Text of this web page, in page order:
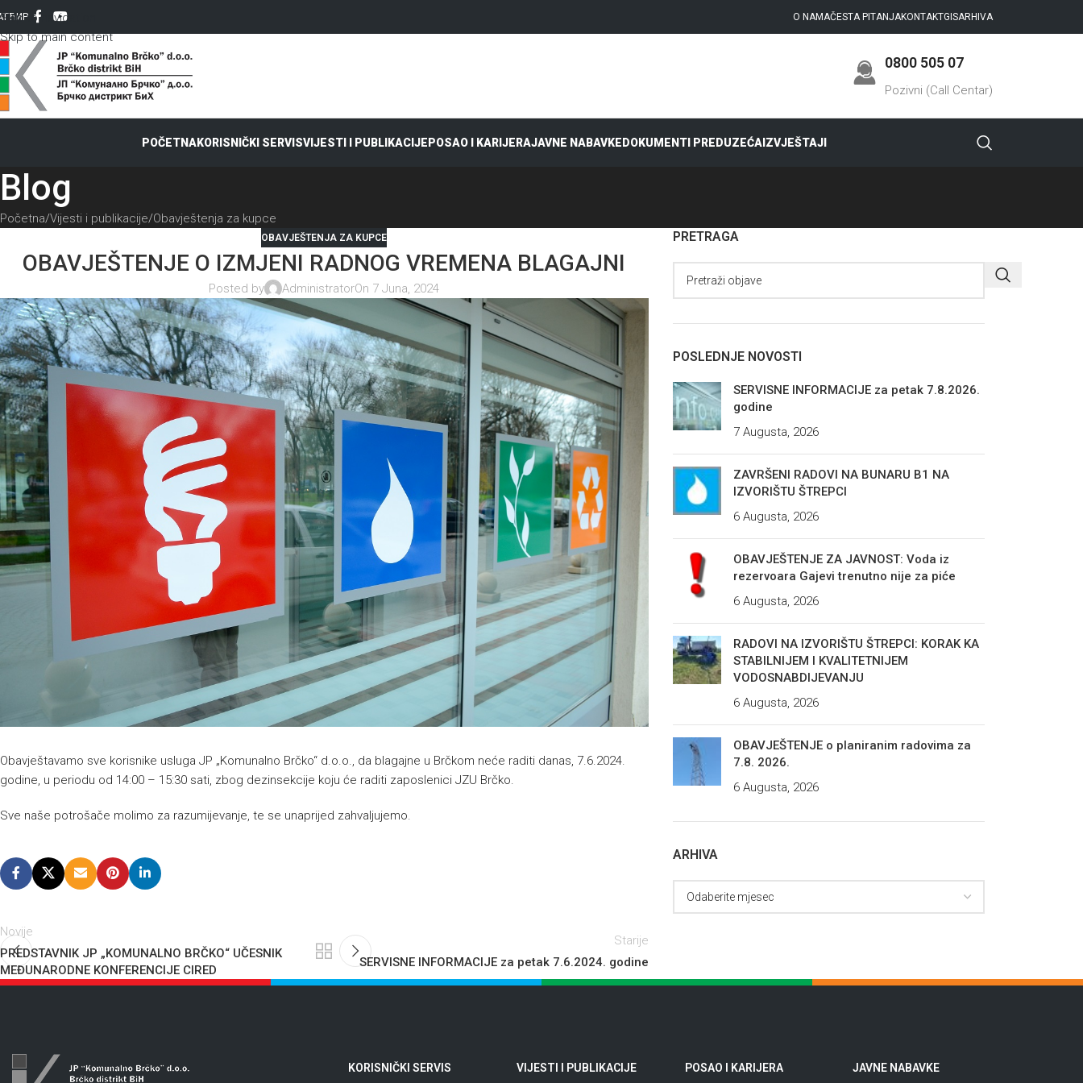
Skip to navigation
Skip to main content
ЋИР O NAMAČESTA PITANJAKONTAKTGISARHIVA
0800 505 07
Pozivni (Call Centar)
POČETNAKORISNIČKI SERVISVIJESTI I PUBLIKACIJEPOSAO I KARIJERAJAVNE NABAVKEDOKUMENTI PREDUZEĆAIZVJEŠTAJI
Blog
Početna Vijesti i publikacije Obavještenja za kupce
OBAVJEŠTENJA ZA KUPCE
OBAVJEŠTENJE O IZMJENI RADNOG VREMENA BLAGAJNI
Posted by AdministratorOn 7 Juna, 2024
Obavještavamo sve korisnike usluga JP „Komunalno Brčko“ d.o.o., da blagajne u Brčkom neće raditi danas, 7.6.2024.
godine, u periodu od 14:00 – 15:30 sati, zbog dezinsekcije koju će raditi zaposlenici JZU Brčko.
Sve naše potrošače molimo za razumijevanje, te se unaprijed zahvaljujemo.
Novije
PREDSTAVNIK JP „KOMUNALNO BRČKO“ UČESNIK
MEĐUNARODNE KONFERENCIJE CIRED
Starije
SERVISNE INFORMACIJE za petak 7.6.2024. godine
PRETRAGA
POSLEDNJE NOVOSTI
SERVISNE INFORMACIJE za petak 7.8.2026.
godine
7 Augusta, 2026
ZAVRŠENI RADOVI NA BUNARU B1 NA
IZVORIŠTU ŠTREPCI
6 Augusta, 2026
OBAVJEŠTENJE ZA JAVNOST: Voda iz
rezervoara Gajevi trenutno nije za piće
6 Augusta, 2026
RADOVI NA IZVORIŠTU ŠTREPCI: KORAK KA
STABILNIJEM I KVALITETNIJEM
VODOSNABDIJEVANJU
6 Augusta, 2026
OBAVJEŠTENJE o planiranim radovima za
7.8. 2026.
6 Augusta, 2026
ARHIVA
KORISNIČKI SERVIS VIJESTI I PUBLIKACIJE POSAO I KARIJERA JAVNE NABAVKE